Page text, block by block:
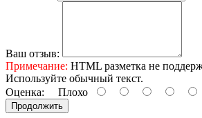
Ваш отзыв:
Примечание: HTML разметка не
Используйте обычный текст.
Оценка: Плохо
Продолжить